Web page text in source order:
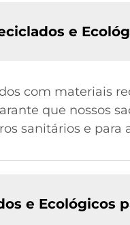
e
com materiais
que nossos
sanitários e para
e Ecológicos